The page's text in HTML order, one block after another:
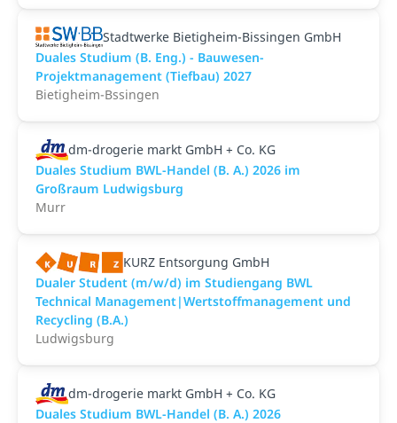
Stadtwerke Bietigheim-Bissingen GmbH
Duales Studium (B. Eng.) - Bauwesen-
Projektmanagement (Tiefbau) 2027
Bietigheim-Bssingen
dm-drogerie markt GmbH + Co. KG
Duales Studium BWL-Handel (B. A.) 2026 im
Großraum Ludwigsburg
Murr
KURZ Entsorgung GmbH
Dualer Student (m/w/d) im Studiengang BWL
Technical Management|Wertstoffmanagement und
Recycling (B.A.)
Ludwigsburg
dm-drogerie markt GmbH + Co. KG
Duales Studium BWL-Handel (B. A.) 2026